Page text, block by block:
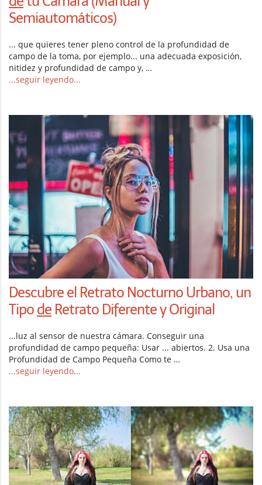
Semiautomáticos)
... que quieres tener pleno control de la profundidad de
campo de la toma, por ejemplo... una adecuada exposición,
nitidez y profundidad de campo y, …
...seguir leyendo...
Descubre el Retrato Nocturno Urbano, un
Tipo de Retrato Diferente y Original
...luz al sensor de nuestra cámara. Conseguir una
profundidad de campo pequeña: Usar ... abiertos. 2. Usa una
Profundidad de Campo Pequeña Como te …
...seguir leyendo...